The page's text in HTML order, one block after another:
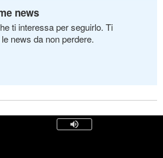
news
ti interessa per seguirlo. Ti
news da non perdere.